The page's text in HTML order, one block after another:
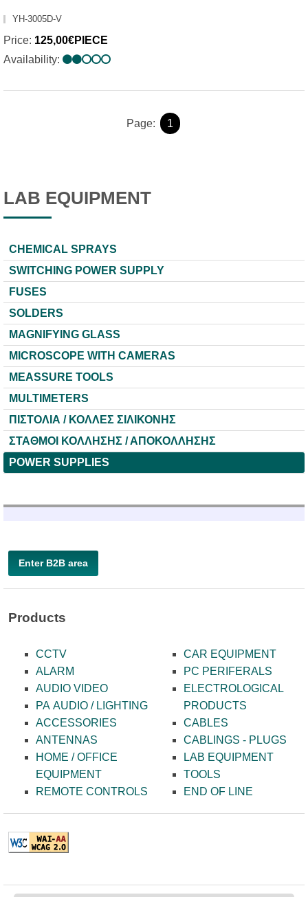
YH-3005D-V
Price: 125,00€PIECE
Availability:
Page: 1
LAB EQUIPMENT
CHEMICAL SPRAYS
SWITCHING POWER SUPPLY
FUSES
SOLDERS
MAGNIFYING GLASS
MICROSCOPE WITH CAMERAS
MEASSURE TOOLS
MULTIMETERS
ΠΙΣΤΟΛΙΑ / ΚΟΛΛΕΣ ΣΙΛΙΚΟΝΗΣ
ΣΤΑΘΜΟΙ ΚΟΛΛΗΣΗΣ / ΑΠΟΚΟΛΛΗΣΗΣ
POWER SUPPLIES
Enter B2B area
Products
CCTV
ALARM
AUDIO VIDEO
PA AUDIO / LIGHTING
ACCESSORIES
ANTENNAS
HOME / OFFICE
EQUIPMENT
REMOTE CONTROLS
CAR EQUIPMENT
PC PERIFERALS
ELECTROLOGICAL
PRODUCTS
CABLES
CABLINGS - PLUGS
LAB EQUIPMENT
TOOLS
END OF LINE